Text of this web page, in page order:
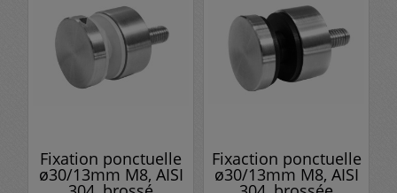
Fixation ponctuelle
ø30/13mm M8, AISI
Fixaction ponctuelle
ø30/13mm M8, AISI